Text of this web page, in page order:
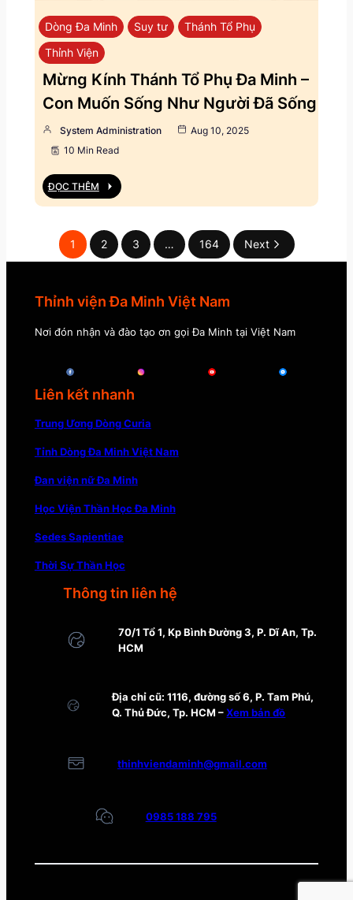
Dòng Đa Minh Suy tư
Thánh Tổ Phụ
Thỉnh Viện
Mừng Kính Thánh Tổ Phụ Đa Minh –
Con Muốn Sống Như Người Đã Sống
System Administration
Aug 10, 2025
10 Min Read
ĐỌC THÊM
1 2 3 … 164 Next
Thỉnh viện Đa Minh Việt Nam
Nơi đón nhận và đào tạo ơn gọi Đa Minh tại Việt Nam
Liên kết nhanh
Trung Ương Dòng Curia
Tỉnh Dòng Đa Minh Việt Nam
Đan viện nữ Đa Minh
Học Viện Thần Học Đa Minh
Sedes Sapientiae
Thời Sự Thần Học
Thông tin liên hệ
70/1 Tổ 1, Kp Bình Đường 3, P. Dĩ An, Tp.
HCM
Địa chỉ cũ: 1116, đường số 6, P. Tam Phú,
Q. Thủ Đức, Tp. HCM –Xem bản đồ
thinhviendaminh@gmail.com
0985 188 795